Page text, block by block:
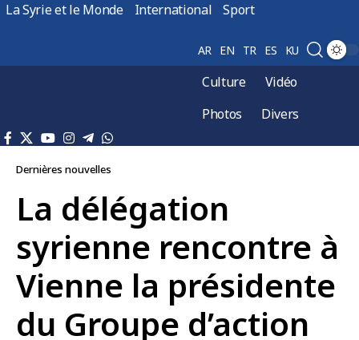
La Syrie et le Monde International Sport
AR EN TR ES KU
Culture
Vidéo
Photos
Divers
Dernières nouvelles
La délégation
syrienne rencontre à
Vienne la présidente
du Groupe d’action